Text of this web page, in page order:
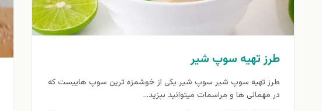
طرز تهیه سوپ شیر
طرز تهیه سوپ شیر سوپ شیر یکی از خوشمزه ترین سوپ هاییست که
در مهمانی ها و مراسمات میتوانید بپزید...